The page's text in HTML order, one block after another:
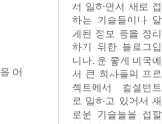
서 일하면서 새로 접
하는 기술들이나 알
게된 정보 등을 정리
하기 위한 블로그입
니다. 운 좋게 미국에
서 큰 회사들의 프로
젝트에서 컬설턴트
로 일하고 있어서 새
로운 기술들을 접할
어